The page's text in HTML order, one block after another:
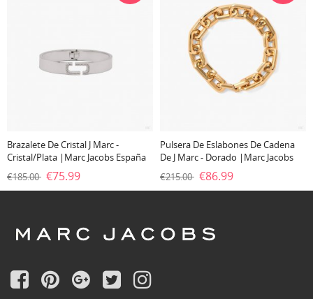
Brazalete De Cristal J Marc -
Cristal/plata |Marc Jacobs España
€185.00 €75.99
Pulsera De Eslabones De Cadena
De J Marc - Dorado |Marc Jacobs
€215.00 €86.99